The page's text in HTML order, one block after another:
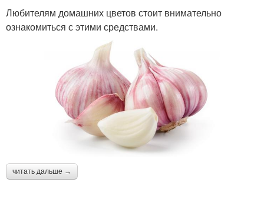
Любителям домашних цветов стоит внимательно
ознакомиться с этими средствами.
читать дальше →